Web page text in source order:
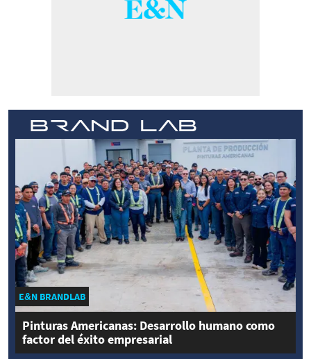
E&N BRANDLAB
Pinturas Americanas: Desarrollo humano como
factor del éxito empresarial